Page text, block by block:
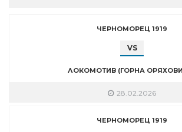
ЧЕРНОМОРЕЦ 1919
VS
ЛОКОМОТИВ (ГОРНА
28.02.2026
ЧЕРНОМОРЕЦ 1919